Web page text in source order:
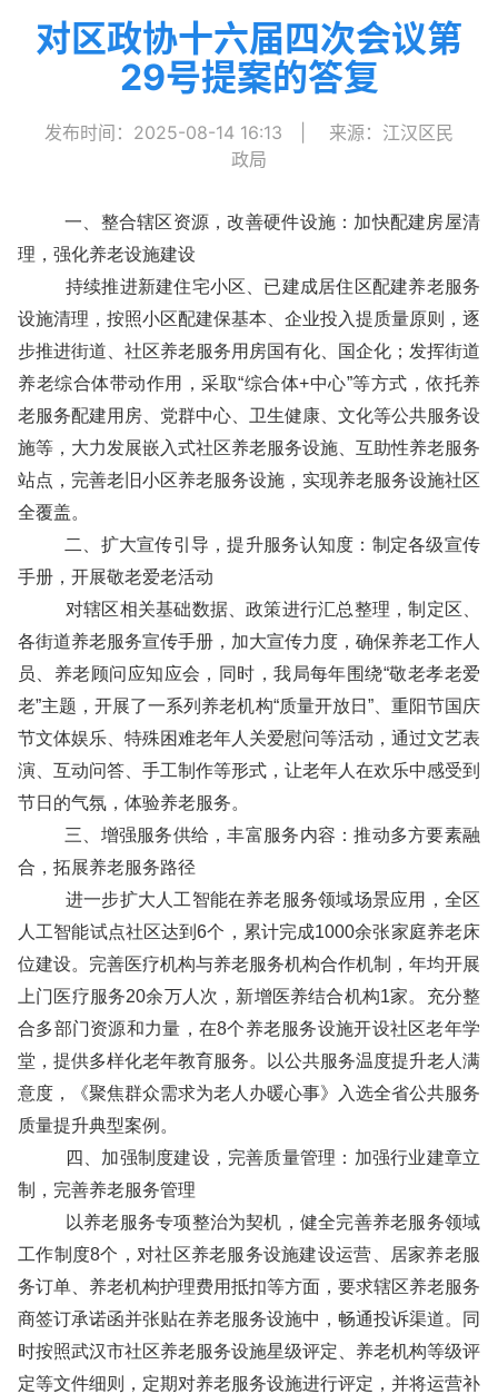
对区政协十六届四次会议第
29号提案的答复
发布时间：2025-08-14 16:13
来源：江汉区民
政局
一、整合辖区资源，改善硬件设施：加快配建房屋清
理，强化养老设施建设
持续推进新建住宅小区、已建成居住区配建养老服务
设施清理，按照小区配建保基本、企业投入提质量原则，逐
步推进街道、社区养老服务用房国有化、国企化；发挥街道
养老综合体带动作用，采取“综合体+中心”等方式，依托养
老服务配建用房、党群中心、卫生健康、文化等公共服务设
施等，大力发展嵌入式社区养老服务设施、互助性养老服务
站点，完善老旧小区养老服务设施，实现养老服务设施社区
全覆盖。
二、扩大宣传引导，提升服务认知度：制定各级宣传
手册，开展敬老爱老活动
对辖区相关基础数据、政策进行汇总整理，制定区、
各街道养老服务宣传手册，加大宣传力度，确保养老工作人
员、养老顾问应知应会，同时，我局每年围绕“敬老孝老爱
老”主题，开展了一系列养老机构“质量开放日”、重阳节国庆
节文体娱乐、特殊困难老年人关爱慰问等活动，通过文艺表
演、互动问答、手工制作等形式，让老年人在欢乐中感受到
节日的气氛，体验养老服务。
三、增强服务供给，丰富服务内容：推动多方要素融
合，拓展养老服务路径
进一步扩大人工智能在养老服务领域场景应用，全区
人工智能试点社区达到6个，累计完成1000余张家庭养老床
位建设。完善医疗机构与养老服务机构合作机制，年均开展
上门医疗服务20余万人次，新增医养结合机构1家。充分整
合多部门资源和力量，在8个养老服务设施开设社区老年学
堂，提供多样化老年教育服务。以公共服务温度提升老人满
意度，《聚焦群众需求为老人办暖心事》入选全省公共服务
质量提升典型案例。
四、加强制度建设，完善质量管理：加强行业建章立
制，完善养老服务管理
以养老服务专项整治为契机， 健全完善养老服务领域
工作制度8个，对社区养老服务设施建设运营、居家养老服
务订单、养老机构护理费用抵扣等方面，要求辖区养老服务
商签订承诺函并张贴在养老服务设施中，畅通投诉渠道。同
时按照武汉市社区养老服务设施星级评定、养老机构等级评
定等文件细则，定期对养老服务设施进行评定，并将运营补